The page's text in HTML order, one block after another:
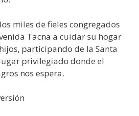
miles de fieles congregados
Tacna a cuidar su hogar
participando de la Santa
privilegiado donde el
nos espera.